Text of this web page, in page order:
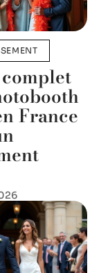
France